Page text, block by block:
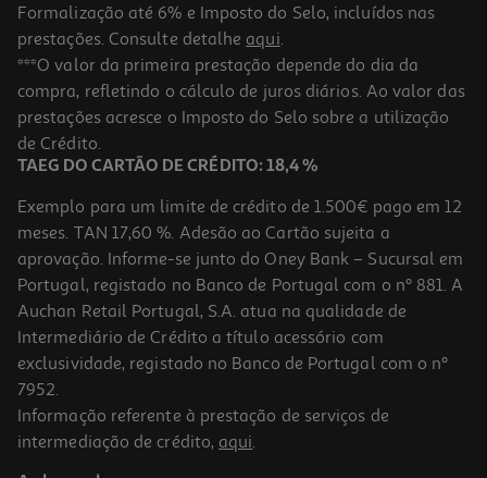
5.0
Esferográfica Bic Original 4 Cores
2.49 €/un
Price reduced from
3,49 €to
2,49 €
Promoção
Esferográfica Bic Shine 4 Cores Cores Sortidas
Formalização até 6% e Imposto do Selo, incluídos nas
prestações. Consulte detalhe aqui.
***O valor da primeira prestação depende do dia da
compra, refletindo o cálculo de juros diários. Ao valor das
prestações acresce o Imposto do Selo sobre a utilização
de Crédito.
TAEG DO CARTÃO DE CRÉDITO: 18,4 %
Exemplo para um limite de crédito de 1.500€ pago em 12
meses. TAN 17,60 %. Adesão ao Cartão sujeita a
aprovação. Informe-se junto do Oney Bank – Sucursal em
Portugal, registado no Banco de Portugal com o nº 881. A
Auchan Retail Portugal, S.A. atua na qualidade de
Intermediário de Crédito a título acessório com
exclusividade, registado no Banco de Portugal com o nº
7952.
Informação referente à prestação de serviços de
intermediação de crédito, aqui.